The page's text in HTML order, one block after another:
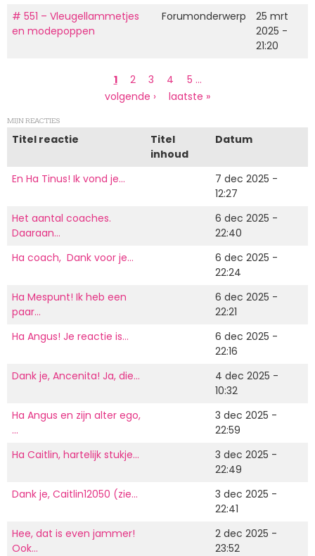
# 551 – Vleugellammetjes
en modepoppen
Forumonderwerp
25 mrt
2025 -
21:20
Huidige
pagina
1 Page
2 Page
3 Page
4 Page
5 …
Volgende
volgende ›
Laatste
laatste »
MIJN REACTIES
Titel reactie
Titel
inhoud
Datum
En Ha Tinus! Ik vond je…
7 dec 2025 -
12:27
Het aantal coaches.
Daaraan…
6 dec 2025 -
22:40
Ha coach, Dank voor je…
6 dec 2025 -
22:24
Ha Mespunt! Ik heb een
paar…
6 dec 2025 -
22:21
Ha Angus! Je reactie is…
6 dec 2025 -
22:16
Dank je, Ancenita! Ja, die…
4 dec 2025 -
10:32
Ha Angus en zijn alter ego,
…
3 dec 2025 -
22:59
Ha Caitlin, hartelijk stukje…
3 dec 2025 -
22:49
Dank je, Caitlin12050 (zie…
3 dec 2025 -
22:41
Hee, dat is even jammer!
Ook…
2 dec 2025 -
23:52